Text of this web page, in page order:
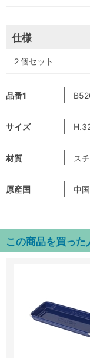
品番1
サイズ
材質 ス
原産国 中国
仕様
２個セット
この商品を買っ